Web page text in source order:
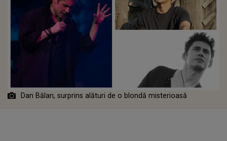
Dan Bălan, surprins alături de o blondă misterioasă